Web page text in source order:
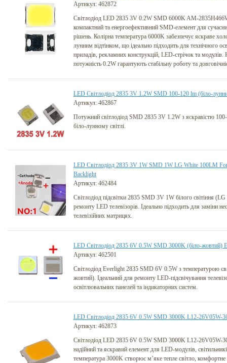
Артикул: 462872
Світлодіод LED 2835 3V 0.2W SMD 6000K AM-
компактний та енергоефективний SMD-елемент для
рішень. Колірна температура 6000K забезпечує яскраве
лунним відтінком, що ідеально підходить для технічного
приладів, рекламних конструкцій, LED-стрічок та модулів.
потужність 0.2W гарантують стабільну роботу та
LED Світлодіод 2835 3V 1.2W SMD 100-120 lm (біло-
Артикул: 462867
Потужний світлодіод SMD 2835 3V 1.2W з яскравістю
біло-лунному світлі.
LED Світлодіод 2835 3V 1W SMD 1W LG White 100LM
Backlight
Артикул: 462484
Світлодіод підсвітки 2835 SMD 3V 1W білого світіння
ремонту LED телевізорів. Ідеально підходить для заміни
телевізійних матрицях.
LED Світлодіод 2835 6V 0.5W SMD 3000K (біло-жовтий)
Артикул: 462501
Світлодіод Everlight 2835 SMD 6V 0.5W з температурою
жовтий). Ідеальний для ремонту LED-підсвічування
освітлювальних панелей та індикаторних систем.
LED Світлодіод 2835 6V 0.5W SMD 3000K L12-26V05W-
Артикул: 462873
Світлодіод LED 2835 6V 0.5W SMD 3000K L12-26V05W-
надійний та яскравий елемент для LED-модулів,
температура 3000K створює м’яке тепле світло,